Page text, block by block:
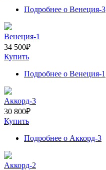
Подробнее о Венеция-3
Венеция-1
34 500₽
Купить
Подробнее о Венеция-1
Аккорд-3
30 800₽
Купить
Подробнее о Аккорд-3
Аккорд-2